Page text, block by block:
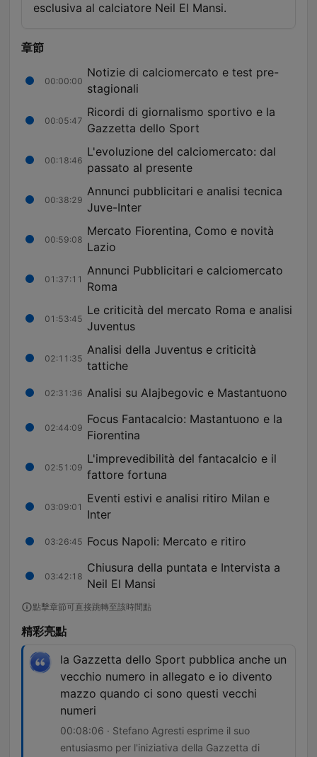
esclusiva al calciatore Neil El Mansi.
章節
00:00:00
Notizie di calciomercato e test pre-
stagionali
00:05:47
Ricordi di giornalismo sportivo e la
Gazzetta dello Sport
00:18:46
L'evoluzione del calciomercato: dal
passato al presente
00:38:29
Annunci pubblicitari e analisi tecnica
Juve-Inter
00:59:08
Mercato Fiorentina, Como e novità
Lazio
01:37:11
Annunci Pubblicitari e calciomercato
Roma
01:53:45
Le criticità del mercato Roma e analisi
Juventus
02:11:35
Analisi della Juventus e criticità
tattiche
02:31:36 Analisi su Alajbegovic e Mastantuono
02:44:09
Focus Fantacalcio: Mastantuono e la
Fiorentina
02:51:09
L'imprevedibilità del fantacalcio e il
fattore fortuna
03:09:01
Eventi estivi e analisi ritiro Milan e
Inter
03:26:45 Focus Napoli: Mercato e ritiro
03:42:18
Chiusura della puntata e Intervista a
Neil El Mansi
點擊章節可直接跳轉至該時間點
精彩亮點
la Gazzetta dello Sport pubblica anche un
vecchio numero in allegato e io divento
mazzo quando ci sono questi vecchi
numeri
00:08:06 · Stefano Agresti esprime il suo
entusiasmo per l'iniziativa della Gazzetta di